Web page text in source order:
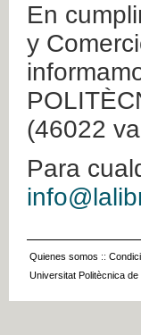
En
y
(46022
Para
Quienes somos ::
Universitat Politècnica